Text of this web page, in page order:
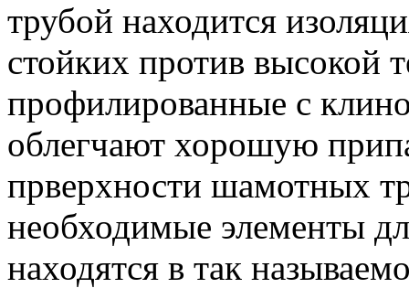
трубой находится
стойких против высокой
профилированные с
облегчают хорошую
прверхности шамотных
необходимые элементы
находятся в так